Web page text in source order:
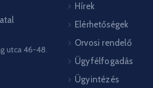
utca 46-48.
Hírek
Elérhetőségek
Orvosi rendelő
Ügyfélfogadás
Ügyintézés